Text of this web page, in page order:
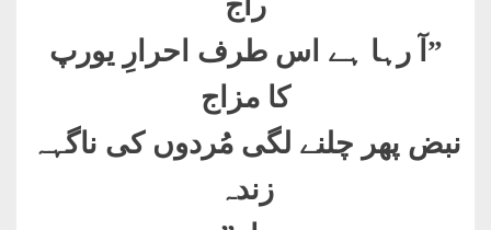
” آ رہا ہے اس طرف احرارِ یورپ
کا مزاج
نبض پھر چلنے لگی مُردوں کی ناگہہ
زندہ